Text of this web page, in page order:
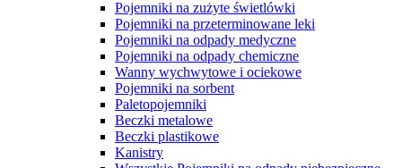
Pojemniki na zużyte świetlówki
Pojemniki na przeterminowane leki
Pojemniki na odpady medyczne
Pojemniki na odpady chemiczne
Wanny wychwytowe i ociekowe
Pojemniki na sorbent
Paletopojemniki
Beczki metalowe
Beczki plastikowe
Kanistry